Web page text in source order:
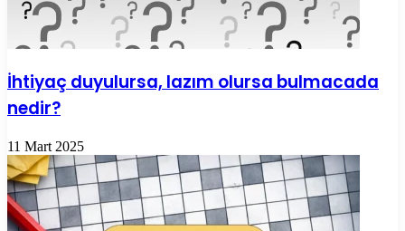
İhtiyaç duyulursa, lazım olursa bulmacada
nedir?
11 Mart 2025